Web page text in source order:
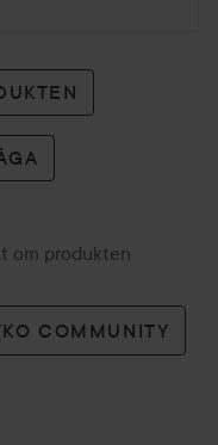
om produkten
COMMUNITY